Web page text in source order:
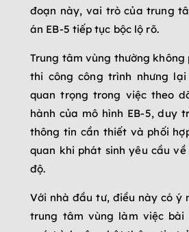
đoạn này, vai trò của trung
án EB-5 tiếp tục bộc lộ rõ.
Trung tâm vùng thường không
thi công công trình nhưng
quan trọng trong việc theo
hành của mô hình EB-5, duy
thông tin cần thiết và phối
quan khi phát sinh yêu cầu
độ.
Với nhà đầu tư, điều này có ý
trung tâm vùng làm việc bài